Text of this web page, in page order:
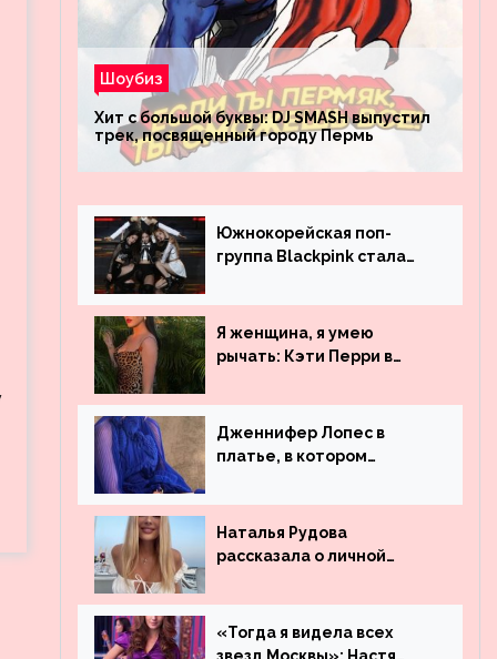
Шоубиз
Хит с большой буквы: DJ SMASH выпустил
трек, посвященный городу Пермь
Южнокорейская поп-
группа Blackpink стала
просмотрам на YouTube.
Они обогнали даже
Джастина Бибера
Я женщина, я умею
рычать: Кэти Перри в
Дженнифер Лопес в
платье, в котором
незамеченной
Наталья Рудова
рассказала о личной
«Тогда я видела всех